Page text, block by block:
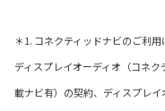
＊1. コネクティッドナビのご利
ディスプレイオーディオ（コネ
載ナビ有）の契約、ディスプレ